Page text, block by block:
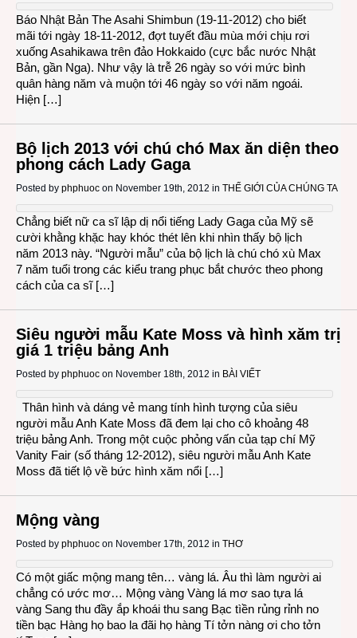
Báo Nhật Bản The Asahi Shimbun (19-11-2012) cho biết
mãi tới ngày 18-11-2012, đợt tuyết đầu mùa mới chịu rơi
xuống Asahikawa trên đảo Hokkaido (cực bắc nước Nhật
Bản, gần Nga). Như vậy là trễ 26 ngày so với mức bình
quân hàng năm và muộn tới 46 ngày so với năm ngoái.
Hiện […]
Bộ lịch 2013 với chú chó Max ăn diện theo
phong cách Lady Gaga
Posted by phphuoc on November 19th, 2012 in THẾ GIỚI CỦA CHÚNG TA
Chẳng biết nữ ca sĩ lập dị nổi tiếng Lady Gaga của Mỹ sẽ
cười khằng khặc hay khóc thét lên khi nhìn thấy bộ lịch
năm 2013 này. “Người mẫu” của bộ lịch là chú chó xù Max
7 năm tuổi trong các kiểu trang phục bắt chước theo phong
cách của ca sĩ […]
Siêu người mẫu Kate Moss và hình xăm trị
giá 1 triệu bảng Anh
Posted by phphuoc on November 18th, 2012 in BÀI VIẾT
Thân hình và dáng vẻ mang tính hình tượng của siêu
người mẫu Anh Kate Moss đã đem lại cho cô khoảng 48
triệu bảng Anh. Trong một cuộc phỏng vấn của tạp chí Mỹ
Vanity Fair (số tháng 12-2012), siêu người mẫu Anh Kate
Moss đã tiết lộ về bức hình xăm nổi […]
Mộng vàng
Posted by phphuoc on November 17th, 2012 in THƠ
Có một giấc mộng mang tên… vàng lá. Âu thì làm người ai
chẳng có ước mơ… Mộng vàng Vàng lá mơ sao tựa lá
vàng Sang thu đầy ắp khoái thu sang Bạc tìền rủng rỉnh no
tiền bạc Hàng họ bao la đãi họ hàng Tí tởn nàng ơi cho tởn